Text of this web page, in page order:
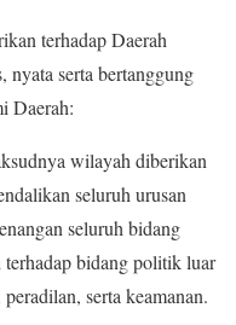
terhadap Daerah
nyata serta bertanggung
Daerah:
wilayah diberikan
seluruh urusan
seluruh bidang
bidang politik luar
serta keamanan.